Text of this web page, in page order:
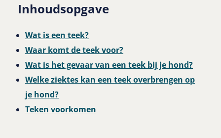
Inhoudsopgave
Wat is een teek?
Waar komt de teek voor?
Wat is het gevaar van een teek bij je hond?
Welke ziektes kan een teek overbrengen op
je hond?
Teken voorkomen